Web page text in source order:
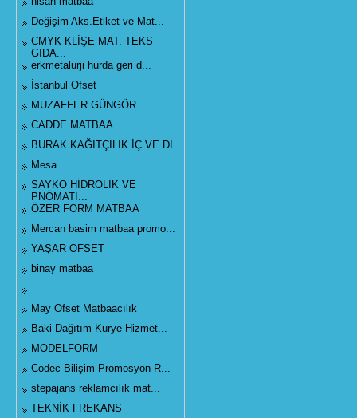
Değişim Aks.Etiket ve Mat...
CMYK KLİŞE MAT. TEKS
GIDA...
erkmetalurji hurda geri d...
İstanbul Ofset
MUZAFFER GÜNGÖR
CADDE MATBAA
BURAK KAĞITÇILIK İÇ VE DI...
Mesa
SAYKO HİDROLİK VE
PNÖMATİ...
ÖZER FORM MATBAA
Mercan basim matbaa promo...
YAŞAR OFSET
binay matbaa
May Ofset Matbaacılık
Baki Dağıtım Kurye Hizmet...
MODELFORM
Codec Bilişim Promosyon R...
stepajans reklamcılık mat...
TEKNİK FREKANS